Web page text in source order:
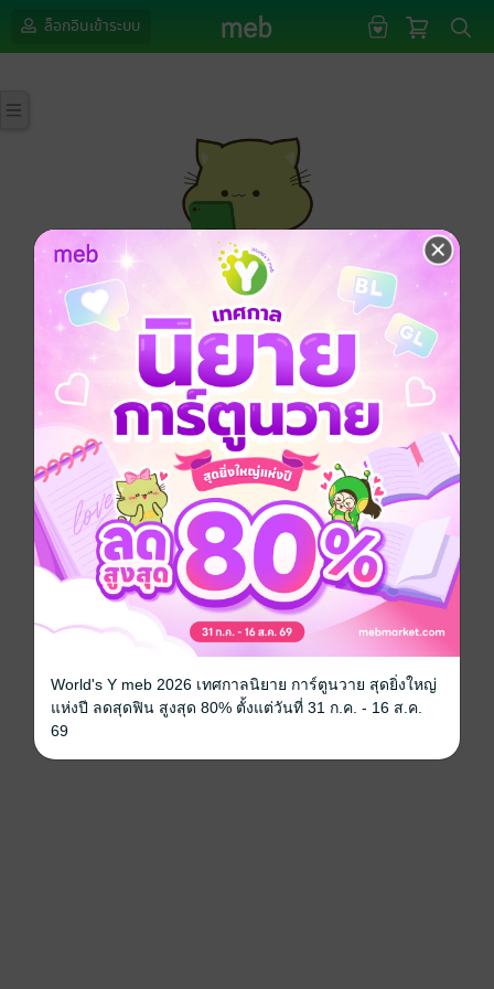
ล็อกอินเข้าระบบ
กรุณาเข้าสู่ระบบก่อนดำเนินรายการด้วยค่ะ
ล็อกอินเข้าระบบ
World's Y meb 2026 เทศกาลนิยาย การ์ตูนวาย สุดยิ่งใหญ่
แห่งปี ลดสุดฟิน สูงสุด 80% ตั้งแต่วันที่ 31 ก.ค. - 16 ส.ค.
69